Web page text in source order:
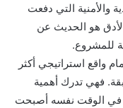
والأمنية التي دفعت
هو الحديث عن
للمشروع.
واقع استراتيجي أكثر
فهي تدرك أهمية
في الوقت نفسه أصبحت